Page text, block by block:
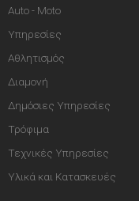
Auto - Moto
Υπηρεσίες
Αθλητισμός
Διαμονή
Δημόσιες Υπηρεσίες
Τρόφιμα
Τεχνικές Υπηρεσίες
Υλικά και Κατασκευές